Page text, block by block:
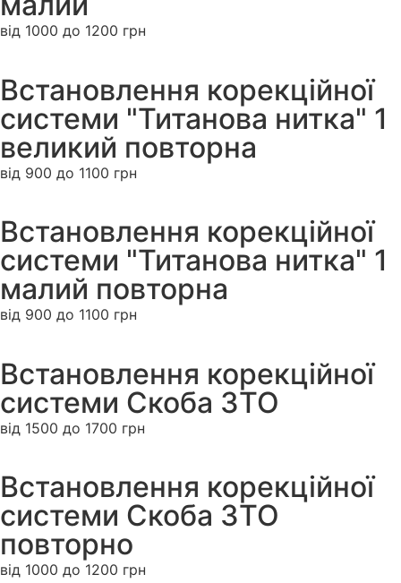
від 1000 до 1200 грн
Встановлення корекційної
системи "Титанова нитка" 1
великий повторна
від 900 до 1100 грн
Встановлення корекційної
системи "Титанова нитка" 1
малий повторна
від 900 до 1100 грн
Встановлення корекційної
системи Скоба 3ТО
від 1500 до 1700 грн
Встановлення корекційної
системи Скоба 3ТО
повторно
від 1000 до 1200 грн